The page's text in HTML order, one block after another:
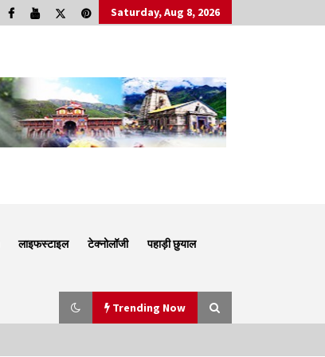
Saturday, Aug 8, 2026
लाइफस्टाइल टेक्नोलॉजी पहाड़ी छुयाल
Trending Now